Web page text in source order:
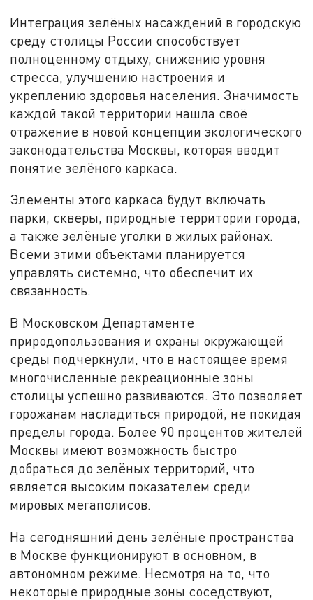
Интеграция зелёных насаждений в городскую
среду столицы России способствует
полноценному отдыху, снижению уровня
стресса, улучшению настроения и
укреплению здоровья населения. Значимость
каждой такой территории нашла своё
отражение в новой концепции экологического
законодательства Москвы, которая вводит
понятие зелёного каркаса.
Элементы этого каркаса будут включать
парки, скверы, природные территории города,
а также зелёные уголки в жилых районах.
Всеми этими объектами планируется
управлять системно, что обеспечит их
связанность.
В Московском Департаменте
природопользования и охраны окружающей
среды подчеркнули, что в настоящее время
многочисленные рекреационные зоны
столицы успешно развиваются. Это позволяет
горожанам насладиться природой, не покидая
пределы города. Более 90 процентов жителей
Москвы имеют возможность быстро
добраться до зелёных территорий, что
является высоким показателем среди
мировых мегаполисов.
На сегодняшний день зелёные пространства
в Москве функционируют в основном, в
автономном режиме. Несмотря на то, что
некоторые природные зоны соседствуют,